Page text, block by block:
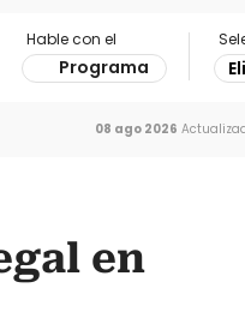
Hable con el
Programa
08 ago 2026
en